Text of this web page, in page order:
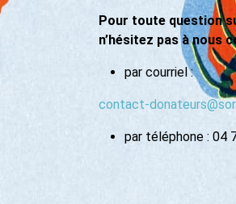
Pour toute question
n’hésitez pas à nous
par courriel :
contact-
par téléphone : 04